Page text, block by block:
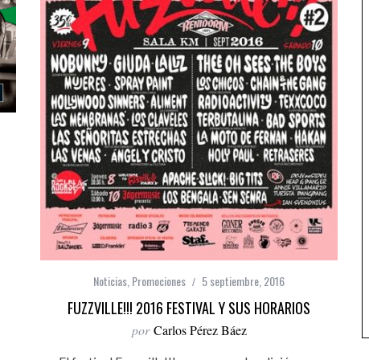
Noticias Promociones 5 septiembre, 2016
FUZZVILLE!!! 2016 FESTIVAL Y SUS HORARIOS
por Carlos Pérez Báez